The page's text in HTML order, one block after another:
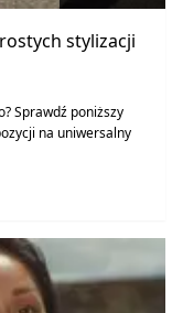
stylizacji
Sprawdź poniższy
na uniwersalny